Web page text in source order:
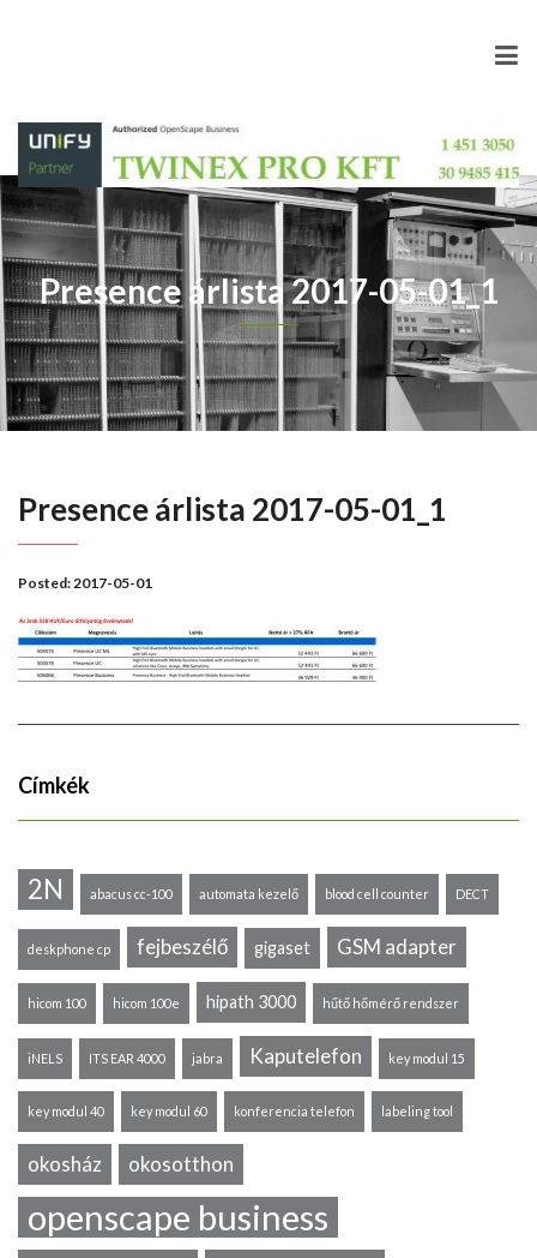
Presence árlista 2017-05-01_1
Presence árlista 2017-05-01_1
Posted:2017-05-01
Címkék
2N abacus cc-100 automata kezelő blood cell counter DECT
deskphone cp fejbeszélő gigaset GSM adapter
hicom 100 hicom 100e hipath 3000 hűtő hőmérő rendszer
iNELS ITS EAR 4000 jabra Kaputelefon key modul 15
key modul 40 key modul 60 konferencia telefon labeling tool
okosház okosotthon
openscape business